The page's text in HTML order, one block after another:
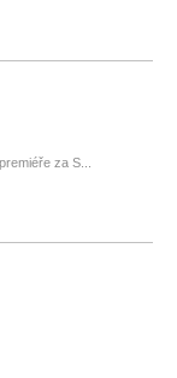
za S...